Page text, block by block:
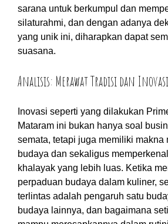
sarana untuk berkumpul dan
silaturahmi, dan dengan adanya
yang unik ini, diharapkan dapat
suasana.
Analisis: Merawat Tradisi dan Inovasi
Inovasi seperti yang dilakukan
Mataram ini bukan hanya soal
semata, tetapi juga memiliki makna
budaya dan sekaligus
khalayak yang lebih luas. Ketika
perpaduan budaya dalam kuliner,
terlintas adalah pengaruh satu
budaya lainnya, dan bagaimana